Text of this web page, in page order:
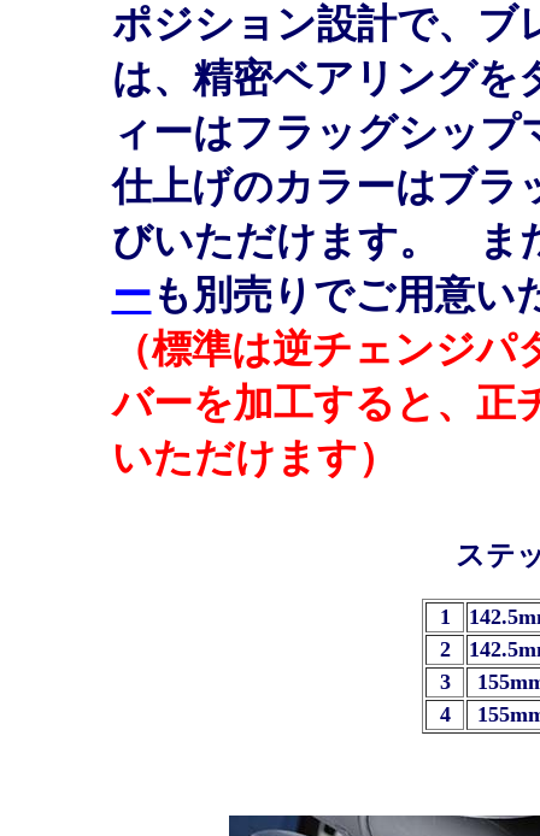
ポジション設計で、ブ
は、精密ベアリングを
ィーはフラッグシッ
仕上げのカラーはブラ
びいただけます。 ま
ーも別売りでご用意い
（標準は逆チェンジ
バーを加工すると、正
いただけます）
ステ
1
2
3
4